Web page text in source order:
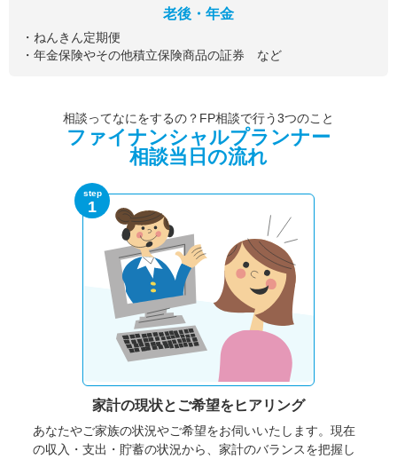
老後・年金
・ねんきん定期便
・年金保険やその他積立保険商品の証券 など
相談ってなにをするの？FP相談で行う3つのこと
ファイナンシャルプランナー
相談当日の流れ
step
1
家計の現状と ご希望をヒアリング
あなたやご家族の状況やご希望をお伺いいたします。 現在
の収入・支出・貯蓄の状況から、家計のバランスを把握し